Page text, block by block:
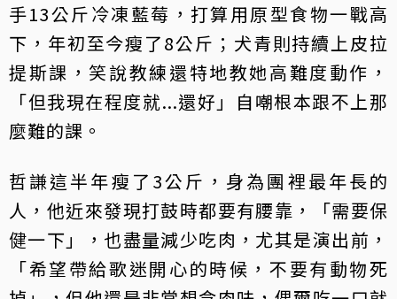
手13公斤冷凍藍莓，打算用原型食物一戰高
下，年初至今瘦了8公斤；犬青則持續上皮拉
提斯課，笑說教練還特地教她高難度動作，
「但我現在程度就...還好」自嘲根本跟不上那
麼難的課。
哲謙這半年瘦了3公斤，身為團裡最年長的
人，他近來發現打鼓時都要有腰靠，「需要保
健一下」，也盡量減少吃肉，尤其是演出前，
「希望帶給歌迷開心的時候，不要有動物死